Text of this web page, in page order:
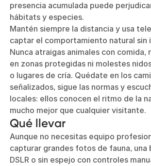
presencia acumulada puede
hábitats y especies.
Mantén siempre la distancia y usa
captar el comportamiento natural sin
Nunca atraigas animales con comida,
en zonas protegidas ni molestes
o lugares de cría. Quédate en los
señalizados, sigue las normas y
locales: ellos conocen el ritmo de la
mucho mejor que cualquier visitante.
Qué llevar
Aunque no necesitas equipo
capturar grandes fotos de fauna, una
DSLR o sin espejo con controles